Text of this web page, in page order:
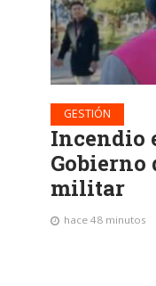
GESTIÓN
Incendio
Gobierno
militar
hace 48 minutos